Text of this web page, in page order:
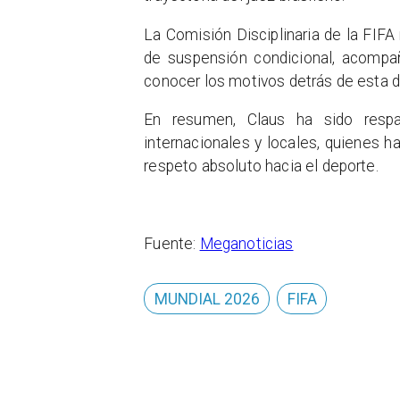
La Comisión Disciplinaria de la
de suspensión condicional,
conocer los motivos detrás de esta
En resumen, Claus ha sido
internacionales y locales, quienes
respeto absoluto hacia el deporte.
Fuente: Meganoticias
MUNDIAL 2026 FIFA